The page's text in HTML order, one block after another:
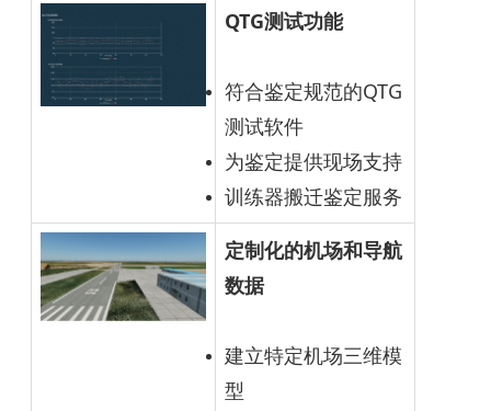
QTG测试功能
符合鉴定规范的QTG
测试软件
为鉴定提供现场支持
训练器搬迁鉴定服务
定制化的机场和导航
数据
建立特定机场三维模
型